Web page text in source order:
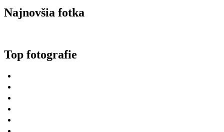
Najnovšia fotka
Top fotografie